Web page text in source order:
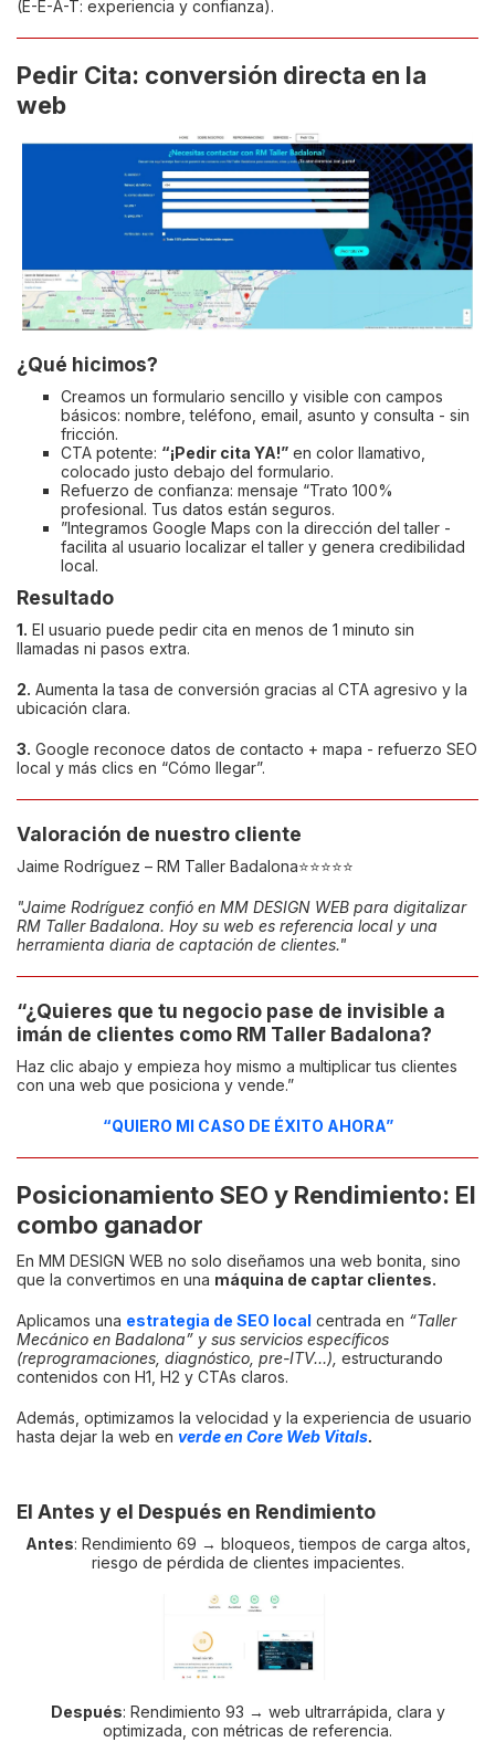
(E-E-A-T: experiencia y confianza).
Pedir Cita: conversión directa en la
web
¿Qué hicimos?
Creamos un formulario sencillo y visible con campos
básicos: nombre, teléfono, email, asunto y consulta - sin
fricción.
CTA potente: “¡Pedir cita YA!” en color llamativo,
colocado justo debajo del formulario.
Refuerzo de confianza: mensaje “Trato 100%
profesional. Tus datos están seguros.
”Integramos Google Maps con la dirección del taller -
facilita al usuario localizar el taller y genera credibilidad
local.
Resultado
1. El usuario puede pedir cita en menos de 1 minuto sin
llamadas ni pasos extra.
2. Aumenta la tasa de conversión gracias al CTA agresivo y la
ubicación clara.
3. Google reconoce datos de contacto + mapa - refuerzo SEO
local y más clics en “Cómo llegar”.
Valoración de nuestro cliente
Jaime Rodríguez – RM Taller Badalona⭐️⭐️⭐️⭐️⭐️
"Jaime Rodríguez confió en MM DESIGN WEB para digitalizar
RM Taller Badalona. Hoy su web es referencia local y una
herramienta diaria de captación de clientes."
“¿Quieres que tu negocio pase de invisible a
imán de clientes como RM Taller Badalona?
Haz clic abajo y empieza hoy mismo a multiplicar tus clientes
con una web que posiciona y vende.”
“QUIERO MI CASO DE ÉXITO AHORA”
Posicionamiento SEO y Rendimiento: El
combo ganador
En MM DESIGN WEB no solo diseñamos una web bonita, sino
que la convertimos en una máquina de captar clientes.
Aplicamos una estrategia de SEO local centrada en “Taller
Mecánico en Badalona” y sus servicios específicos
(reprogramaciones, diagnóstico, pre-ITV…), estructurando
contenidos con H1, H2 y CTAs claros.
Además, optimizamos la velocidad y la experiencia de usuario
hasta dejar la web en verde en Core Web Vitals.
El Antes y el Después en Rendimiento
Antes: Rendimiento 69 → bloqueos, tiempos de carga altos,
riesgo de pérdida de clientes impacientes.
Después: Rendimiento 93 → web ultrarrápida, clara y
optimizada, con métricas de referencia.